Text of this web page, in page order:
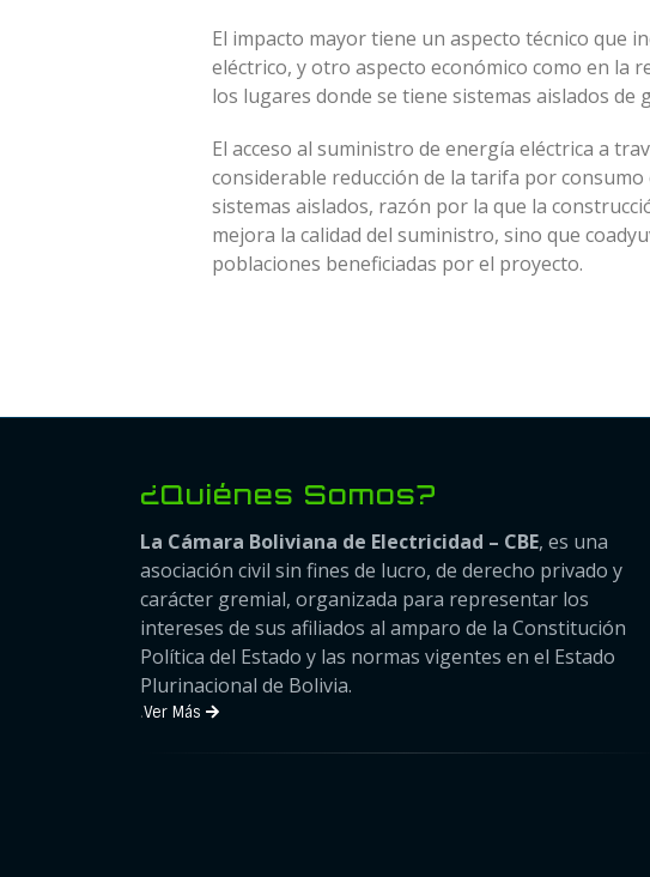
El impacto mayor tiene un aspecto técnico que
eléctrico, y otro aspecto económico como en la
los lugares donde se tiene sistemas aislados
El acceso al suministro de energía eléctrica a
considerable reducción de la tarifa por
sistemas aislados, razón por la que la
mejora la calidad del suministro, sino que
poblaciones beneficiadas por el proyecto.
¿Quiénes Somos?
La Cámara Boliviana de Electricidad – CBE, es una
asociación civil sin fines de lucro, de derecho privado y
carácter gremial, organizada para representar los
intereses de sus afiliados al amparo de la Constitución
Política del Estado y las normas vigentes en el Estado
Plurinacional de Bolivia.
.Ver Más